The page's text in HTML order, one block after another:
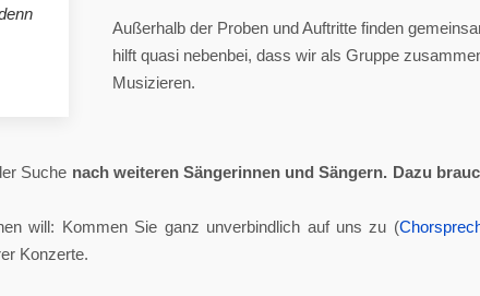
Außerhalb der Proben und Auftritte finden
hilft quasi nebenbei, dass wir als Gruppe
Musizieren.
Suche nach weiteren Sängerinnen und Sängern. Dazu
will: Kommen Sie ganz unverbindlich auf uns zu (
Konzerte.